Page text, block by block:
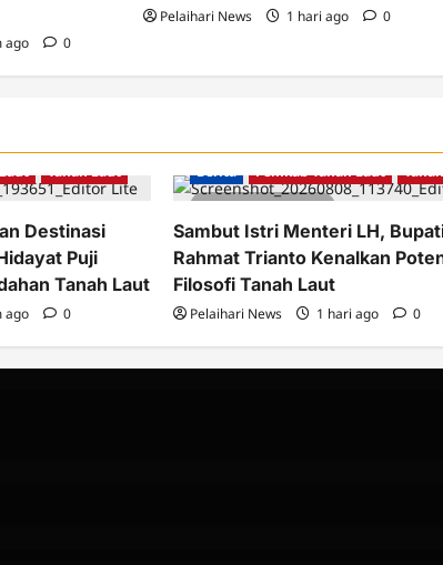
ago 0
Pelaihari News 1 hari ago 0
Tanah Laut
Destinasi
Puji
Tanah Laut
ago 0
2 minutes read
Berita Pemkab Tanah Laut
Sambut Istri Menteri LH,
Rahmat Trianto Kenalkan
Filosofi Tanah Laut
Pelaihari News 1 hari ago 0